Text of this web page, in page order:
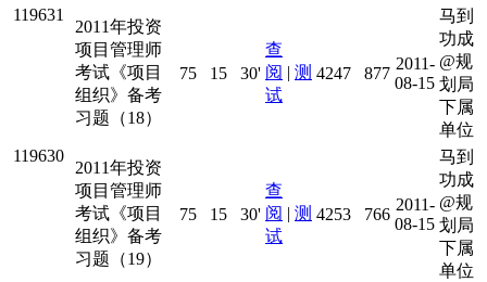
119631
2011年投资
项目管理师
考试《项目
组织》备考
习题（18）
75 15 30'
查
阅 | 测
试
4247 877
2011-
08-15
马到
功成
@规
划局
下属
单位
119630
2011年投资
项目管理师
考试《项目
组织》备考
习题（19）
75 15 30'
查
阅 | 测
试
4253 766
2011-
08-15
马到
功成
@规
划局
下属
单位